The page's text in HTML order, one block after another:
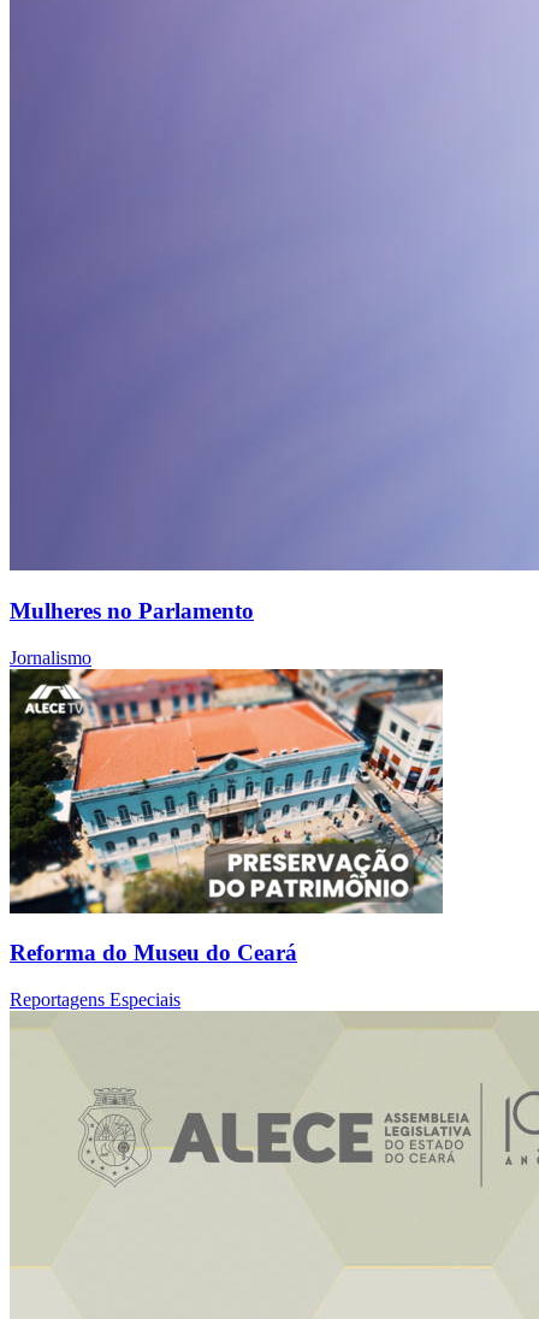
Mulheres no Parlamento
Jornalismo
Reforma do Museu do Ceará
Reportagens Especiais